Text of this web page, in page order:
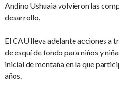
Andino Ushuaia volvieron las
desarrollo.
El CAU lleva adelante acciones a
de esquí de fondo para niños y
inicial de montaña en la que
años.